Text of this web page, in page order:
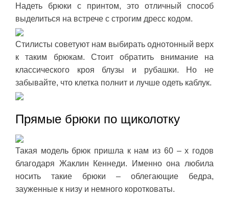
Надеть брюки с принтом, это отличный способ
выделиться на встрече с строгим дресс кодом.
Стилисты советуют нам выбирать однотонный верх
к таким брюкам. Стоит обратить внимание на
классического кроя блузы и рубашки. Но не
забывайте, что клетка полнит и лучше одеть каблук.
Прямые брюки по щиколотку
Такая модель брюк пришла к нам из 60 – х годов
благодаря Жаклин Кеннеди. Именно она любила
носить такие брюки – облегающие бедра,
зауженные к низу и немного коротковаты.